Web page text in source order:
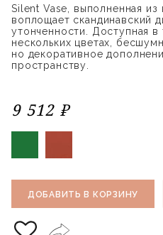
Silent Vase, выполненная из
воплощает скандинавский
утонченности. Доступная в
нескольких цветах,
но декоративное
пространству.
9 512 ₽
ДОБАВИТЬ В КОРЗИНУ